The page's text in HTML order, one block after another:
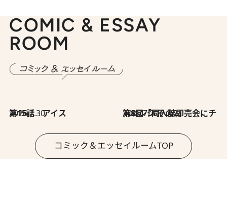
COMIC & ESSAY
ROOM
2026.7.30
第15話 アイス 2026.7.30
第8回「同人誌即売会にチャレンジ その2」
コミック＆エッセイルームTOP